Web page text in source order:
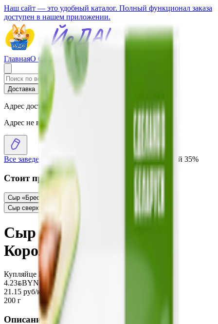
Наш сайт — это удобный каталог. Полный функционал заказа
доступен в нашем приложении.
ГлавнаяО Сервисе Стать партнером
Доставка Самовывоз
Адрес доставки
Адрес не выбран
Все заведения Сыр «Рогачевъ» Королевский 35%
Стоит присмотреться
Сыр «Брест-Литовск» Монастырский 45% 4.66
BYN
Сыр сверхтвердый «Реджанито» тертый 45% 3.75 BYN
Сыр «Рогачевъ»
Королевский 35%
Купляйце Беларускае
4.23BYNBYN
21.15 руб/кг
200 г
Описание